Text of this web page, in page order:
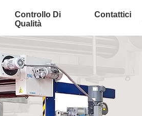
Controllo Di
Qualità
Contattici